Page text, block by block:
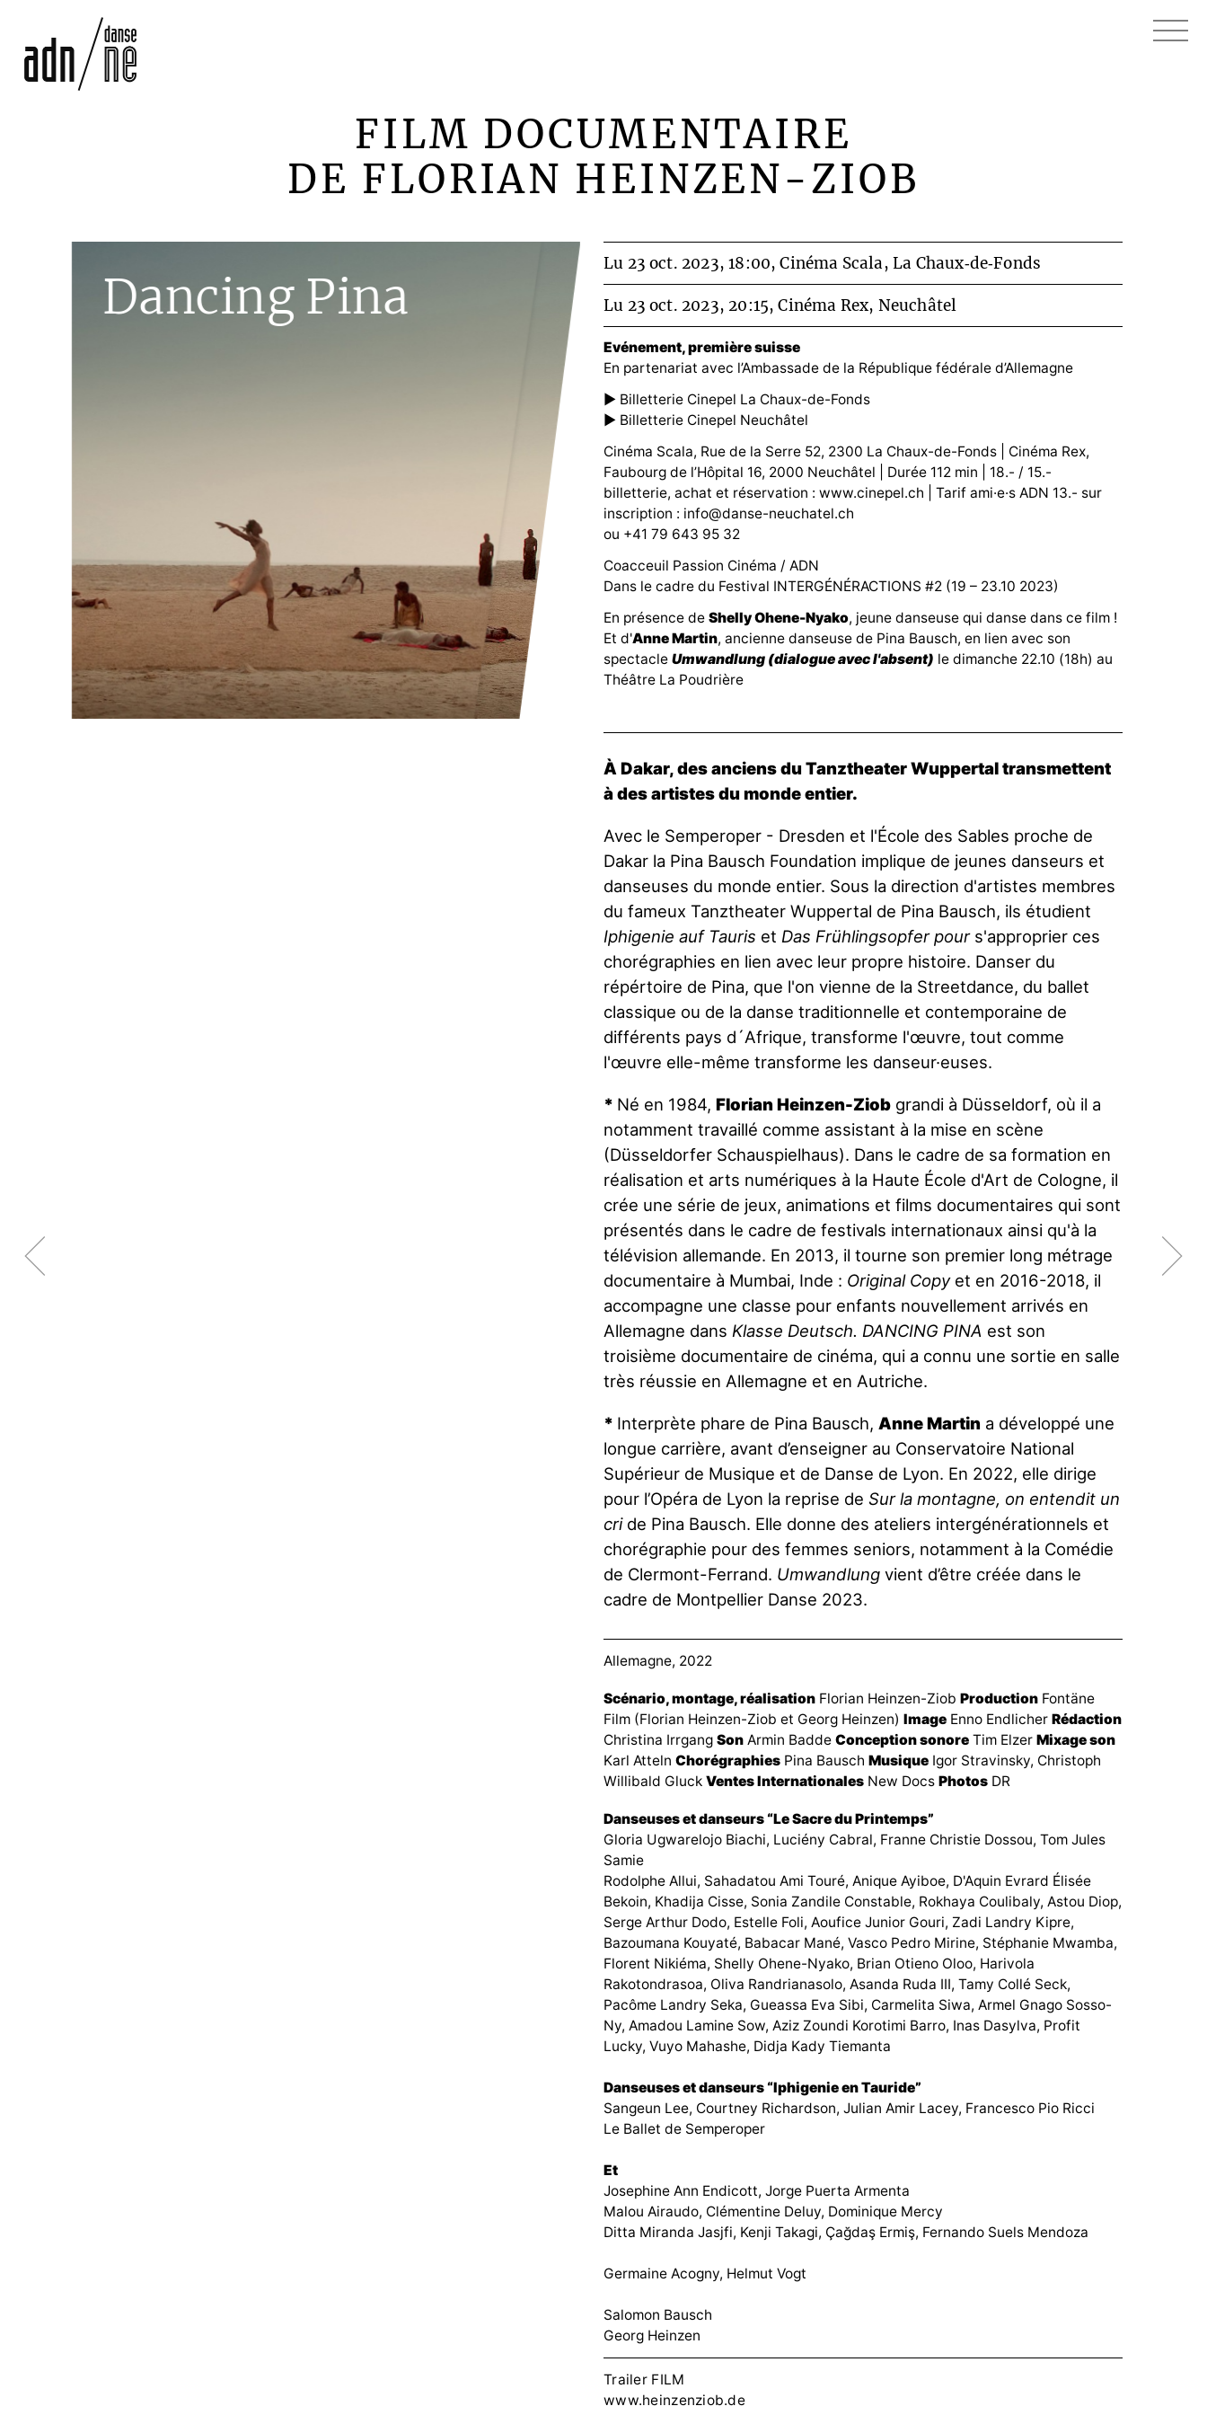
FILM DOCUMENTAIRE
DE FLORIAN HEINZEN-ZIOB
Lu 23 oct. 2023, 18:00,Cinéma Scala, La Chaux‑de‑Fonds
Lu 23 oct. 2023, 20:15,Cinéma Rex, Neuchâtel
Evénement, première suisse
En partenariat avec l’Ambassade de la République fédérale d’Allemagne
► Billetterie Cinepel La Chaux-de-Fonds
► Billetterie Cinepel Neuchâtel
Cinéma Scala, Rue de la Serre 52, 2300 La Chaux-de-Fonds | Cinéma Rex,
Faubourg de l’Hôpital 16, 2000 Neuchâtel |
Durée 112 min | 18.- / 15.-
billetterie, achat et réservation : www.cinepel.ch | Tarif ami·e·s ADN 13.- sur
inscription : info@danse-neuchatel.ch
ou +41 79 643 95 32
Coacceuil Passion Cinéma / ADN
Dans le cadre du Festival INTERGÉNÉRACTIONS #2 (19 – 23.10 2023)
En présence de Shelly Ohene-Nyako, jeune danseuse qui danse dans ce film !
Et d'Anne Martin, ancienne danseuse de Pina Bausch, en lien avec son
spectacle Umwandlung (dialogue avec l'absent) le dimanche 22.10 (18h) au
Théâtre La Poudrière
À Dakar, des anciens du Tanztheater Wuppertal transmettent
à des artistes du monde entier.
Avec le Semperoper - Dresden et l'École des Sables proche de
Dakar la Pina Bausch Foundation implique de jeunes danseurs et
danseuses du monde entier. Sous la direction d'artistes membres
du fameux Tanztheater Wuppertal de Pina Bausch, ils étudient
Iphigenie auf Tauris et Das Frühlingsopfer pours'approprier ces
chorégraphies en lien avec leur propre histoire. Danser du
répértoire de Pina, que l'on vienne de la Streetdance, du ballet
classique ou de la danse traditionnelle et contemporaine de
différents pays d´Afrique, transforme l'œuvre, tout comme
l'œuvre elle-même transforme les danseur·euses.
* Né en 1984, Florian Heinzen-Ziob grandi à Düsseldorf, où il a
notamment travaillé comme assistant à la mise en scène
(Düsseldorfer Schauspielhaus). Dans le cadre de sa formation en
réalisation et arts numériques à la Haute École d'Art de Cologne, il
crée une série de jeux, animations et films documentaires qui sont
présentés dans le cadre de festivals internationaux ainsi qu'à la
télévision allemande. En 2013, il tourne son premier long métrage
documentaire à Mumbai, Inde : Original Copyet en 2016-2018, il
accompagne une classe pour enfants nouvellement arrivés en
Allemagne dans Klasse Deutsch. DANCING PINA est son
troisième documentaire de cinéma, qui a connu une sortie en salle
très réussie en Allemagne et en Autriche.
* Interprète phare de Pina Bausch, Anne Martin a développé une
longue carrière, avant d’enseigner au Conservatoire National
Supérieur de Musique et de Danse de Lyon. En 2022, elle dirige
pour l’Opéra de Lyon la reprise de Sur la montagne, on entendit un
cride Pina Bausch. Elle donne des ateliers intergénérationnels et
chorégraphie pour des femmes seniors, notamment à la Comédie
de Clermont-Ferrand. Umwandlung vient d’être créée dans le
cadre de Montpellier Danse 2023.
Allemagne, 2022
Scénario, montage, réalisation Florian Heinzen-Ziob Production Fontäne
Film (Florian Heinzen-Ziob et Georg Heinzen) Image Enno Endlicher Rédaction
Christina Irrgang Son Armin Badde Conception sonore Tim Elzer Mixage son
Karl Atteln Chorégraphies Pina Bausch Musique Igor Stravinsky, Christoph
Willibald Gluck Ventes Internationales New Docs Photos DR
Danseuses et danseurs “Le Sacre du Printemps”
Gloria Ugwarelojo Biachi, Luciény Cabral, Franne Christie Dossou, Tom Jules
Samie
Rodolphe Allui, Sahadatou Ami Touré, Anique Ayiboe, D'Aquin Evrard Élisée
Bekoin, Khadija Cisse, Sonia Zandile Constable, Rokhaya Coulibaly, Astou Diop,
Serge Arthur Dodo, Estelle Foli, Aoufice Junior Gouri, Zadi Landry Kipre,
Bazoumana Kouyaté, Babacar Mané, Vasco Pedro Mirine, Stéphanie Mwamba,
Florent Nikiéma, Shelly Ohene-Nyako, Brian Otieno Oloo, Harivola
Rakotondrasoa, Oliva Randrianasolo, Asanda Ruda III, Tamy Collé Seck,
Pacôme Landry Seka, Gueassa Eva Sibi, Carmelita Siwa, Armel Gnago Sosso-
Ny, Amadou Lamine Sow, Aziz Zoundi Korotimi Barro, Inas Dasylva, Profit
Lucky, Vuyo Mahashe, Didja Kady Tiemanta
Danseuses et danseurs “Iphigenie en Tauride”
Sangeun Lee, Courtney Richardson, Julian Amir Lacey, Francesco Pio Ricci
Le Ballet de Semperoper
Et
Josephine Ann Endicott, Jorge Puerta Armenta
Malou Airaudo, Clémentine Deluy, Dominique Mercy
Ditta Miranda Jasjfi, Kenji Takagi, Çağdaş Ermiş, Fernando Suels Mendoza
Germaine Acogny, Helmut Vogt
Salomon Bausch
Georg Heinzen
Trailer FILM
www.heinzenziob.de
Dancing Pina